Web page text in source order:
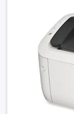
Đặc điểm nổi bật:
Máy in laser đen
và hiệu suất in ấn
Đặt trước sản